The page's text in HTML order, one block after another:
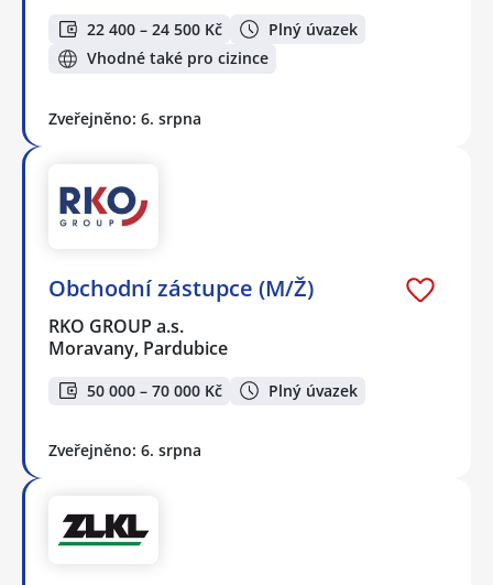
22 400 – 24 500 Kč
Plný úvazek
Vhodné také pro cizince
Zveřejněno: 6. srpna
Obchodní zástupce (M/Ž)
RKO GROUP a.s.
Moravany, Pardubice
50 000 – 70 000 Kč Plný úvazek
Zveřejněno: 6. srpna